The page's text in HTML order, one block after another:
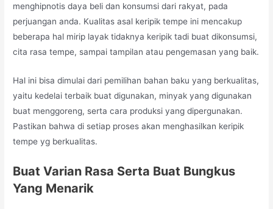
menghipnotis daya beli dan konsumsi dari rakyat, pada
perjuangan anda. Kualitas asal keripik tempe ini mencakup
beberapa hal mirip layak tidaknya keripik tadi buat dikonsumsi,
cita rasa tempe, sampai tampilan atau pengemasan yang baik.
Hal ini bisa dimulai dari pemilihan bahan baku yang berkualitas,
yaitu kedelai terbaik buat digunakan, minyak yang digunakan
buat menggoreng, serta cara produksi yang dipergunakan.
Pastikan bahwa di setiap proses akan menghasilkan keripik
tempe yg berkualitas.
Buat Varian Rasa Serta Buat Bungkus
Yang Menarik